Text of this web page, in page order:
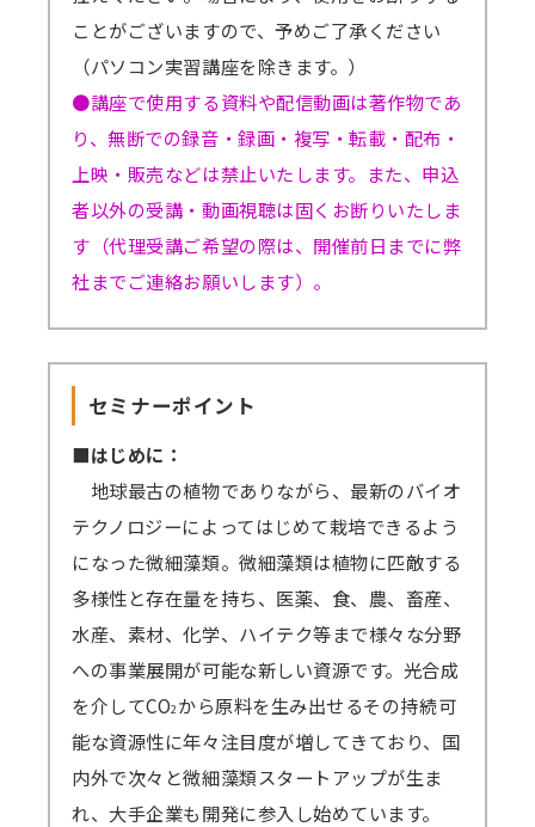
ことがございますので、予めご了承ください
（パソコン実習講座を除きます。）
●講座で使用する資料や配信動画は著作物であ
り、無断での録音・録画・複写・転載・配布・
上映・販売などは禁止いたします。また、申込
者以外の受講・動画視聴は固くお断りいたしま
す（代理受講ご希望の際は、開催前日までに弊
社までご連絡お願いします）。
セミナーポイント
■はじめに：
地球最古の植物でありながら、最新のバイオ
テクノロジーによってはじめて栽培できるよう
になった微細藻類。微細藻類は植物に匹敵する
多様性と存在量を持ち、医薬、食、農、畜産、
水産、素材、化学、ハイテク等まで様々な分野
への事業展開が可能な新しい資源です。光合成
を介してCO2 から原料を生み出せるその持続可
能な資源性に年々注目度が増してきており、国
内外で次々と微細藻類スタートアップが生ま
れ、大手企業も開発に参入し始めています。